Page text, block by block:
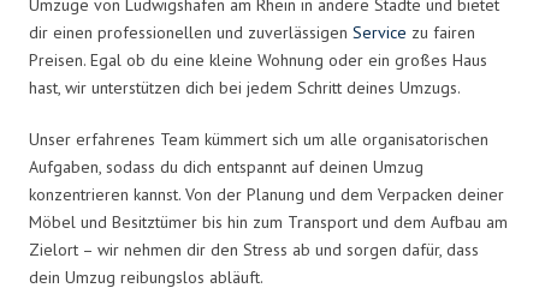
Umzüge von Ludwigshafen am Rhein in andere Städte und bietet
dir einen professionellen und zuverlässigen Service zu fairen
Preisen. Egal ob du eine kleine Wohnung oder ein großes Haus
hast, wir unterstützen dich bei jedem Schritt deines Umzugs.
Unser erfahrenes Team kümmert sich um alle organisatorischen
Aufgaben, sodass du dich entspannt auf deinen Umzug
konzentrieren kannst. Von der Planung und dem Verpacken deiner
Möbel und Besitztümer bis hin zum Transport und dem Aufbau am
Zielort – wir nehmen dir den Stress ab und sorgen dafür, dass
dein Umzug reibungslos abläuft.